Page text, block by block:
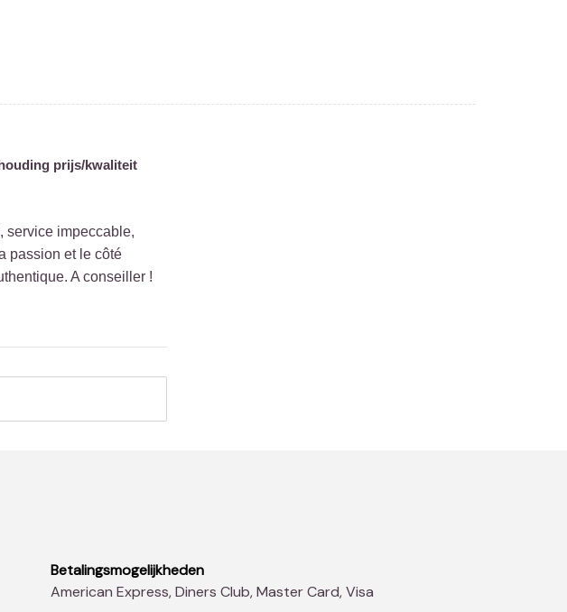
prijs/kwaliteit
service impeccable,
passion et le côté
A conseiller !
Betalingsmogelijkheden
American Express, Diners Club, Master Card, Visa